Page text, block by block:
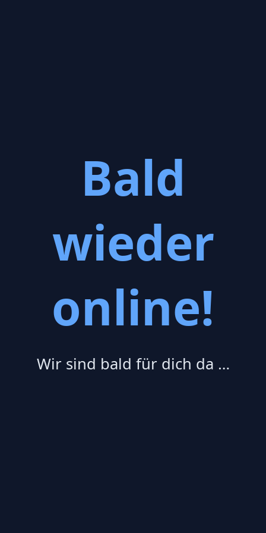
Bald
wieder
online!
Wir sind bald für dich da …